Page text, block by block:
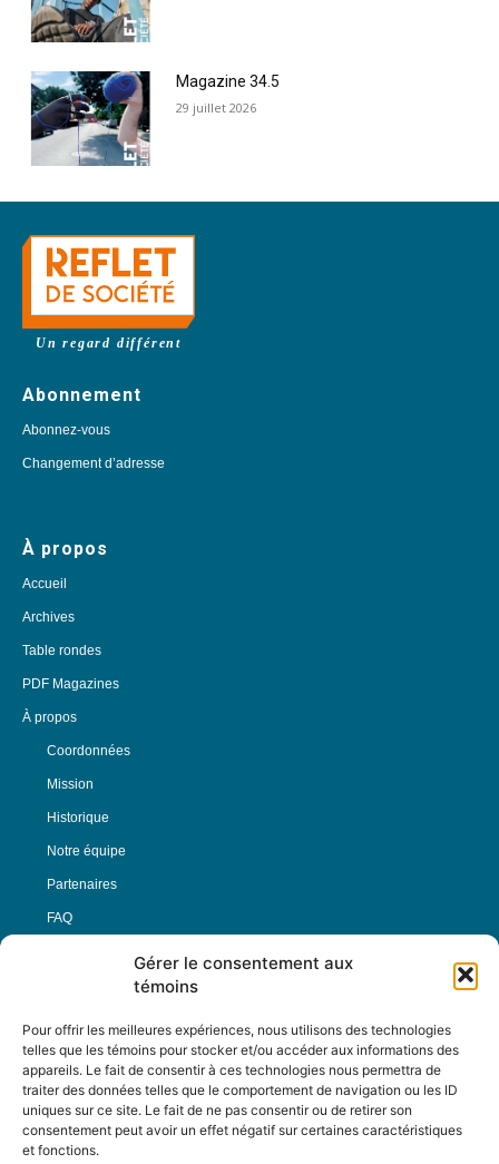
Gérer le consentement aux
témoins
Pour offrir les meilleures expériences, nous utilisons des technologies
telles que les témoins pour stocker et/ou accéder aux informations des
appareils. Le fait de consentir à ces technologies nous permettra de
traiter des données telles que le comportement de navigation ou les ID
uniques sur ce site. Le fait de ne pas consentir ou de retirer son
consentement peut avoir un effet négatif sur certaines caractéristiques
et fonctions.
Magazine 34.5
29 juillet 2026
Un regard différent
Abonnement
Abonnez-vous
Changement d’adresse
À propos
Accueil
Archives
Table rondes
PDF Magazines
À propos
Coordonnées
Mission
Historique
Notre équipe
Partenaires
FAQ
Nous Suivre